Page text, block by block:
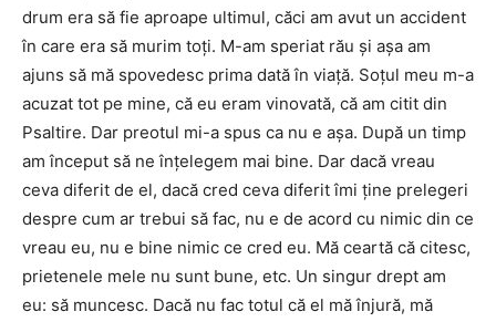
drum era să fie aproape ultimul, căci am avut un accident
în care era să murim toți. M-am speriat rău și așa am
ajuns să mă spovedesc prima dată în viață. Soțul meu m-a
acuzat tot pe mine, că eu eram vinovată, că am citit din
Psaltire. Dar preotul mi-a spus ca nu e așa. După un timp
am început să ne înțelegem mai bine. Dar dacă vreau
ceva diferit de el, dacă cred ceva diferit îmi ține prelegeri
despre cum ar trebui să fac, nu e de acord cu nimic din ce
vreau eu, nu e bine nimic ce cred eu. Mă ceartă că citesc,
prietenele mele nu sunt bune, etc. Un singur drept am
eu: să muncesc. Dacă nu fac totul că el mă înjură, mă